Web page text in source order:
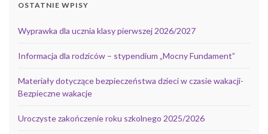
OSTATNIE WPISY
Wyprawka dla ucznia klasy pierwszej 2026/2027
Informacja dla rodziców – stypendium „Mocny Fundament”
Materiały dotyczące bezpieczeństwa dzieci w czasie wakacji-
Bezpieczne wakacje
Uroczyste zakończenie roku szkolnego 2025/2026